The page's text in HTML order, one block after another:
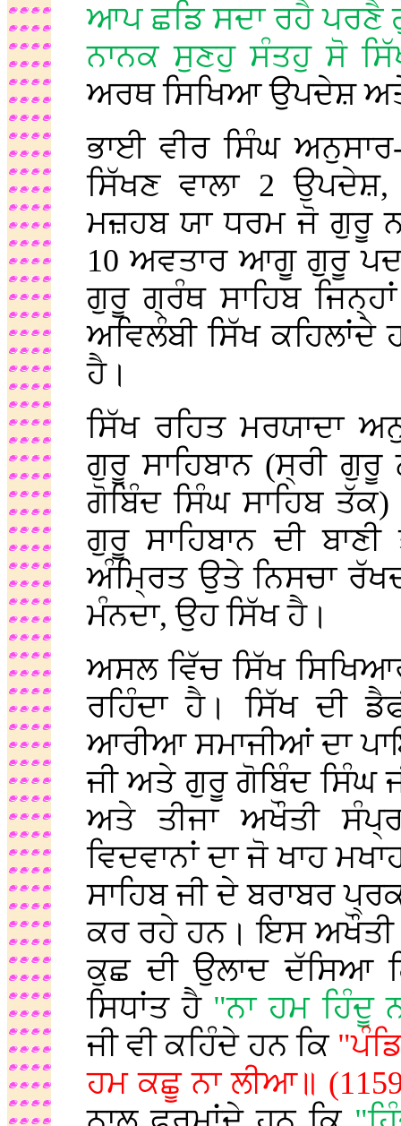
ਆਪ ਛਡਿ ਸਦਾ ਰਹੈ ਪਰਣੈ
ਨਾਨਕ ਸੁਣਹੁ ਸੰਤਹੁ ਸੋ
ਅਰਥ ਸਿਖਿਆ ਉਪਦੇਸ਼ ਅਤੇ
ਭਾਈ ਵੀਰ ਸਿੰਘ
ਸਿੱਖਣ ਵਾਲਾ 2
ਮਜ਼ਹਬ ਯਾ ਧਰਮ ਜੋ ਗੁਰੂ
10 ਅਵਤਾਰ ਆਗੂ ਗੁਰੂ ਪਦ
ਗੁਰੂ ਗ੍ਰੰਥ ਸਾਹਿਬ
ਅਵਿਲੰਬੀ ਸਿੱਖ ਕਹਿਲਾਂਦੇ
ਹੈ।
ਸਿੱਖ ਰਹਿਤ ਮਰਯਾਦਾ
ਗੁਰੂ ਸਾਹਿਬਾਨ (ਸ੍ਰੀ
ਗੋਬਿੰਦ ਸਿੰਘ ਸਾਹਿਬ
ਗੁਰੂ ਸਾਹਿਬਾਨ ਦੀ
ਅੰਮ੍ਰਿਤ ਉਤੇ ਨਿਸਚਾ
ਮੰਨਦਾ, ਉਹ ਸਿੱਖ ਹੈ।
ਅਸਲ ਵਿੱਚ ਸਿੱਖ
ਰਹਿੰਦਾ ਹੈ। ਸਿੱਖ ਦੀ
ਆਰੀਆ ਸਮਾਜੀਆਂ ਦਾ
ਜੀ ਅਤੇ ਗੁਰੂ ਗੋਬਿੰਦ ਸਿੰਘ
ਅਤੇ ਤੀਜਾ ਅਖੌਤੀ
ਵਿਦਵਾਨਾਂ ਦਾ ਜੋ ਖਾਹ
ਸਾਹਿਬ ਜੀ ਦੇ ਬਰਾਬਰ
ਕਰ ਰਹੇ ਹਨ। ਇਸ ਅਖੌਤੀ
ਕੁਛ ਦੀ ਉਲਾਦ ਦੱਸਿਆ
ਸਿਧਾਂਤ ਹੈ "ਨਾ ਹਮ ਹਿੰਦੂ
ਜੀ ਵੀ ਕਹਿੰਦੇ ਹਨ ਕਿ
ਹਮ ਕਛੂ ਨਾ ਲੀਆ॥